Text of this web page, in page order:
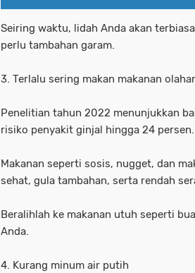
Seiring waktu, lidah Anda akan
perlu tambahan garam.
3. Terlalu sering makan makanan
Penelitian tahun 2022 menunjukkan
risiko penyakit ginjal hingga 24 persen.
Makanan seperti sosis, nugget, dan
sehat, gula tambahan, serta rendah
Beralihlah ke makanan utuh seperti
Anda.
4. Kurang minum air putih